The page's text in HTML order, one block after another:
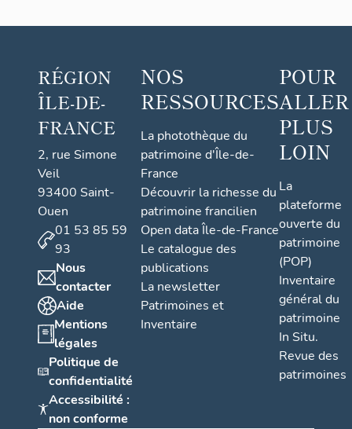
RÉGION
ÎLE-DE-
FRANCE
2, rue Simone
Veil
93400 Saint-
Ouen
01 53 85 59
93
Nous
contacter
Aide
Mentions
légales
Politique de
confidentialité
Accessibilité :
non conforme
NOS
RESSOURCES
La photothèque du
patrimoine d'Île-de-
France
Découvrir la richesse du
patrimoine francilien
Open data Île-de-France
Le catalogue des
publications
La newsletter
Patrimoines et
Inventaire
POUR
ALLER
PLUS
LOIN
La
plateforme
ouverte du
patrimoine
(POP)
Inventaire
général du
patrimoine
In Situ.
Revue des
patrimoines